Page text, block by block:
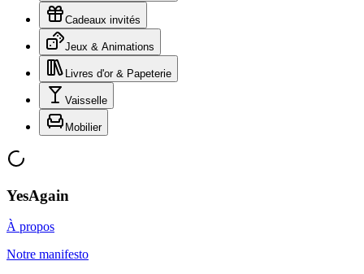
Cadeaux invités
Jeux & Animations
Livres d'or & Papeterie
Vaisselle
Mobilier
YesAgain
À propos
Notre manifesto